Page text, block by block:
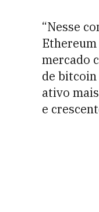
“Nesse
mercado
de
ativo
e